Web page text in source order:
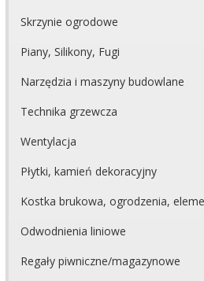
Skrzynie ogrodowe
Piany, Silikony, Fugi
Narzędzia i maszyny budowlane
Technika grzewcza
Wentylacja
Płytki, kamień dekoracyjny
Kostka brukowa, ogrodzenia,
Odwodnienia liniowe
Regały piwniczne/magazynowe